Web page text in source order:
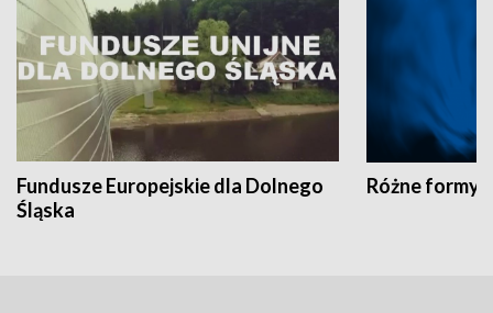
Fundusze Europejskie dla Dolnego
Śląska
Różne formy